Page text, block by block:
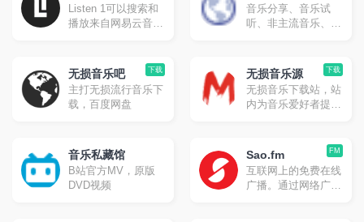
器
Listen 1可以搜索和
播放来自网易云音
音乐，Bilibili，咪咕
音乐网站的歌曲，让
你的曲库更全面。
音乐分享、音乐试
听、非主流音乐、欧
下载
无损音乐吧
主打无损流行音乐下
载，百度网盘
下载
无损音乐源
无损音乐下载站，站
内为音乐爱好者提供
APE、WAV各种无
损格式
音乐私藏馆
B站官方MV，原版
DVD视频
FM
Sao.fm
互联网上的免费在线
广播。通过网络广播